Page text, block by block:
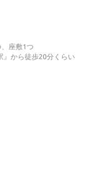
座敷1つ
』から徒歩20分くらい